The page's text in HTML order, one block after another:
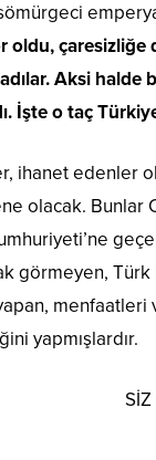
oldu, çaresizliğe
Aksi halde
İşte o taç
ihanet edenler
olacak. Bunlar
görmeyen,
menfaatleri
yapmışlardır.
SİZ